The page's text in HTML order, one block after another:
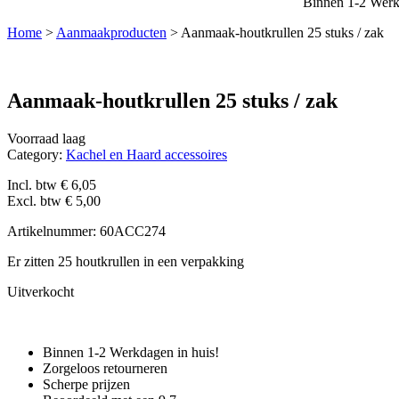
Home > Aanmaakproducten > Aanmaak-houtkrullen 25 stuks / zak
Aanmaak-houtkrullen 25 stuks / zak
Voorraad laag
Category: Kachel en Haard accessoires
Incl. btw € 6,05
Excl. btw € 5,00
Artikelnummer: 60ACC274
Er zitten 25 houtkrullen in een verpakking
Uitverkocht
Binnen 1-2 Werkdagen in huis!
Zorgeloos retourneren
Scherpe prijzen